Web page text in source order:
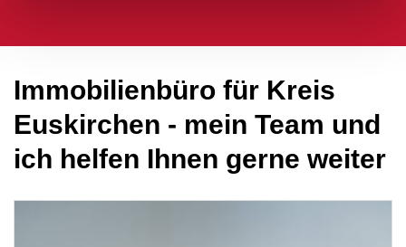
Immobilienbüro für Kreis
Euskirchen - mein Team und
ich helfen Ihnen gerne weiter